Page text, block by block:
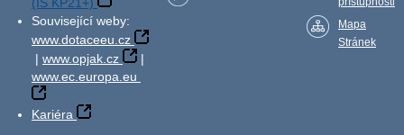
Související weby:
www.dotaceeu.cz
| www.opjak.cz
|
www.ec.europa.eu
Kariéra
Mapa
Stránek